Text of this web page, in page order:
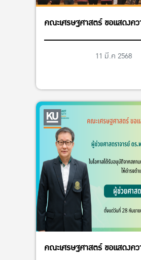
คณะเศรษฐศาสตร์ ขอแสดงค
11 มี.ค 2568
คณะเศรษฐศาสตร์ ขอแสดงค